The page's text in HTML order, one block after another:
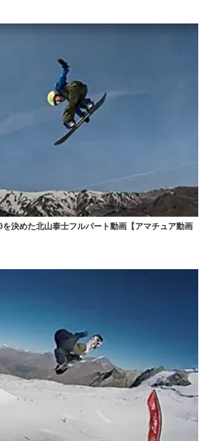
を決めた北山泰士フルパート動画【アマチュア動画